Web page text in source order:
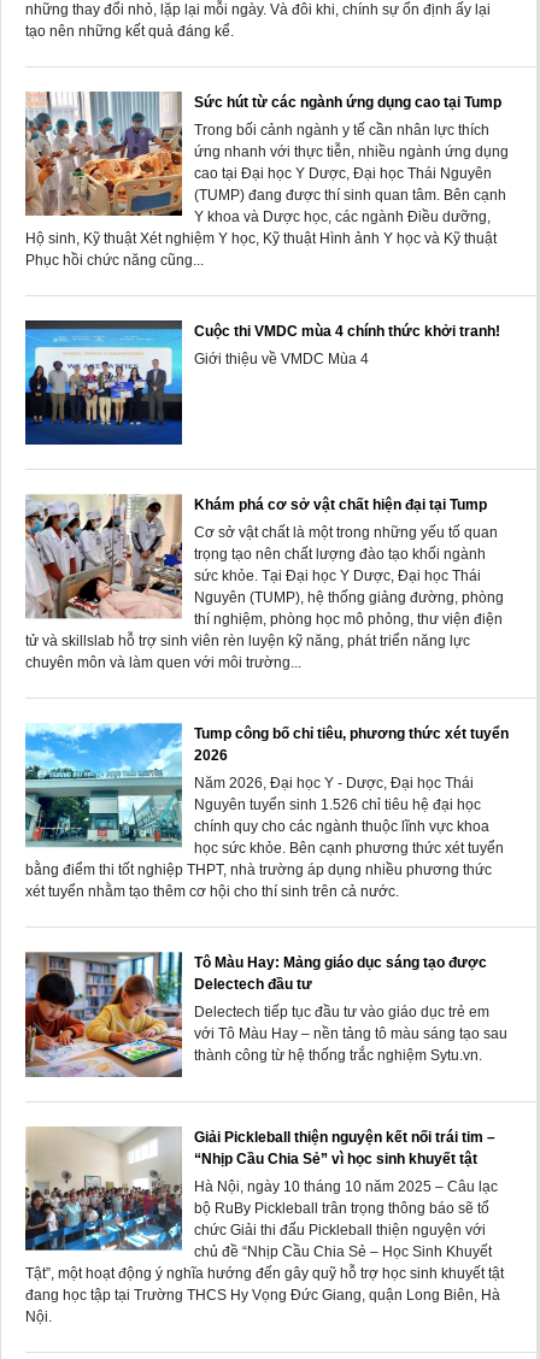
những thay đổi nhỏ, lặp lại mỗi ngày. Và đôi khi, chính sự ổn định ấy lại
tạo nên những kết quả đáng kể.
Sức hút từ các ngành ứng dụng cao tại Tump
Trong bối cảnh ngành y tế cần nhân lực thích
ứng nhanh với thực tiễn, nhiều ngành ứng dụng
cao tại Đại học Y Dược, Đại học Thái Nguyên
(TUMP) đang được thí sinh quan tâm. Bên cạnh
Y khoa và Dược học, các ngành Điều dưỡng,
Hộ sinh, Kỹ thuật Xét nghiệm Y học, Kỹ thuật Hình ảnh Y học và Kỹ thuật
Phục hồi chức năng cũng...
Cuộc thi VMDC mùa 4 chính thức khởi tranh!
Giới thiệu về VMDC Mùa 4
Khám phá cơ sở vật chất hiện đại tại Tump
Cơ sở vật chất là một trong những yếu tố quan
trọng tạo nên chất lượng đào tạo khối ngành
sức khỏe. Tại Đại học Y Dược, Đại học Thái
Nguyên (TUMP), hệ thống giảng đường, phòng
thí nghiệm, phòng học mô phỏng, thư viện điện
tử và skillslab hỗ trợ sinh viên rèn luyện kỹ năng, phát triển năng lực
chuyên môn và làm quen với môi trường...
Tump công bố chỉ tiêu, phương thức xét tuyển
2026
Năm 2026, Đại học Y - Dược, Đại học Thái
Nguyên tuyển sinh 1.526 chỉ tiêu hệ đại học
chính quy cho các ngành thuộc lĩnh vực khoa
học sức khỏe. Bên cạnh phương thức xét tuyển
bằng điểm thi tốt nghiệp THPT, nhà trường áp dụng nhiều phương thức
xét tuyển nhằm tạo thêm cơ hội cho thí sinh trên cả nước.
Tô Màu Hay: Mảng giáo dục sáng tạo được
Delectech đầu tư
Delectech tiếp tục đầu tư vào giáo dục trẻ em
với Tô Màu Hay – nền tảng tô màu sáng tạo sau
thành công từ hệ thống trắc nghiệm Sytu.vn.
Giải Pickleball thiện nguyện kết nối trái tim –
“Nhịp Cầu Chia Sẻ” vì học sinh khuyết tật
Hà Nội, ngày 10 tháng 10 năm 2025 – Câu lạc
bộ RuBy Pickleball trân trọng thông báo sẽ tổ
chức Giải thi đấu Pickleball thiện nguyện với
chủ đề “Nhịp Cầu Chia Sẻ – Học Sinh Khuyết
Tật”, một hoạt động ý nghĩa hướng đến gây quỹ hỗ trợ học sinh khuyết tật
đang học tập tại Trường THCS Hy Vọng Đức Giang, quận Long Biên, Hà
Nội.